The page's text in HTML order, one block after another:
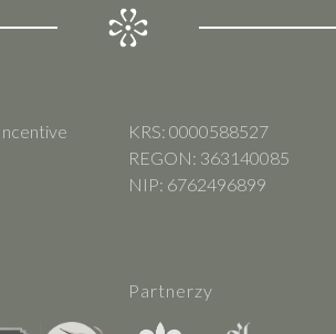
KRS: 0000588527
REGON: 363140085
NIP: 6762496899
Partnerzy